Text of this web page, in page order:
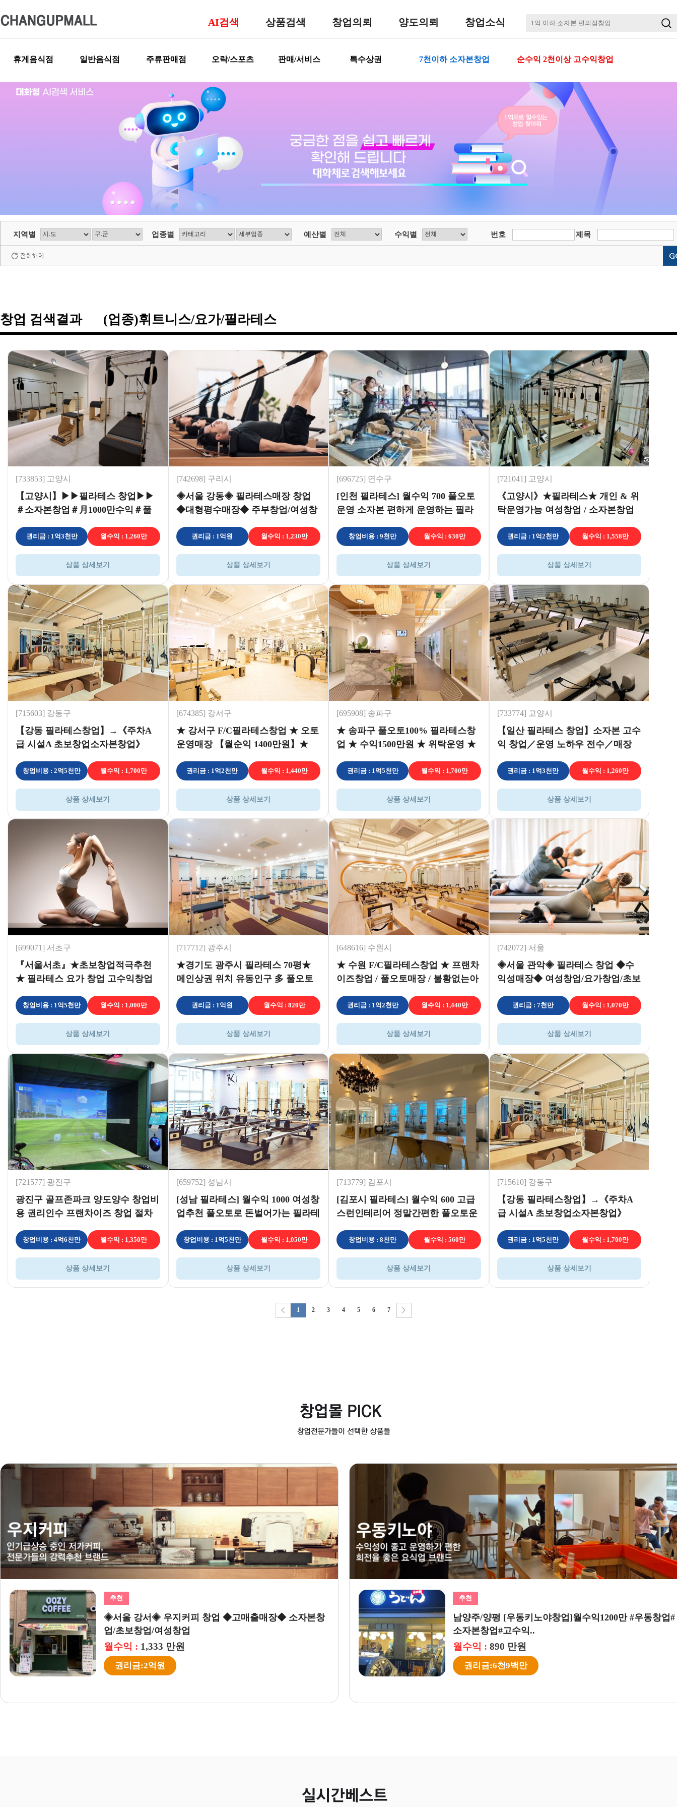
AI검색 상품검색 창업의뢰 양도의뢰 창업소식
휴게음식점 일반음식점 주류판매점 오락/스포츠 판매/서비스 특수상권 7천이하 소자본창업 순수익 2천이상 고수익창업
지역별 업종별 예산별 수익별 번호 제목
창업 검색결과 (업종)휘트니스/요가/필라테스
[733853] 고양시
【고양시】▶▶필라테스 창업▶▶
＃소자본창업＃月1000만수익＃풀
권리금 : 1억3천만 월수익 : 1,260만
상품 상세보기
[742698] 구리시
◈서울 강동◈ 필라테스매장 창업
◆대형평수매장◆ 주부창업/여성창
권리금 : 1억원 월수익 : 1,230만
상품 상세보기
[696725] 연수구
[인천 필라테스] 월수익 700 풀오토
운영 소자본 편하게 운영하는 필라
창업비용 : 9천만 월수익 : 630만
상품 상세보기
[721041] 고양시
《고양시》★필라테스★ 개인 & 위
탁운영가능 여성창업 / 소자본창업
권리금 : 1억2천만 월수익 : 1,558만
상품 상세보기
[715603] 강동구
【강동 필라테스창업】→《주차A
급 시설A 초보창업소자본창업》
창업비용 : 2억5천만 월수익 : 1,700만
상품 상세보기
[674385] 강서구
★ 강서구 F/C필라테스창업 ★ 오토
운영매장 【월순익 1400만원】★
권리금 : 1억2천만 월수익 : 1,440만
상품 상세보기
[695908] 송파구
★ 송파구 풀오토100% 필라테스창
업 ★ 수익1500만원 ★ 위탁운영 ★
권리금 : 1억5천만 월수익 : 1,700만
상품 상세보기
[733774] 고양시
【일산 필라테스 창업】소자본 고수
익 창업／운영 노하우 전수／매장
권리금 : 1억3천만 월수익 : 1,260만
상품 상세보기
[699071] 서초구
『서울서초』★초보창업적극추천
★ 필라테스 요가 창업 고수익창업
창업비용 : 1억5천만 월수익 : 1,000만
상품 상세보기
[717712] 광주시
★경기도 광주시 필라테스 70평★
메인상권 위치 유동인구 多 풀오토
권리금 : 1억원 월수익 : 820만
상품 상세보기
[648616] 수원시
★ 수원 F/C필라테스창업 ★ 프랜차
이즈창업 / 풀오토매장 / 불황없는아
권리금 : 1억2천만 월수익 : 1,440만
상품 상세보기
[742072] 서울
◈서울 관악◈ 필라테스 창업 ◆수
익성매장◆ 여성창업/요가창업/초보
권리금 : 7천만 월수익 : 1,070만
상품 상세보기
[721577] 광진구
광진구 골프존파크 양도양수 창업비
용 권리인수 프랜차이즈 창업 절차
창업비용 : 4억6천만 월수익 : 1,350만
상품 상세보기
[659752] 성남시
[성남 필라테스] 월수익 1000 여성창
업추천 풀오토로 돈벌어가는 필라테
창업비용 : 1억5천만 월수익 : 1,050만
상품 상세보기
[713779] 김포시
[김포시 필라테스] 월수익 600 고급
스런인테리어 정말간편한 풀오토운
창업비용 : 8천만 월수익 : 560만
상품 상세보기
[715610] 강동구
【강동 필라테스창업】→《주차A
급 시설A 초보창업소자본창업》
권리금 : 1억5천만 월수익 : 1,700만
상품 상세보기
1 2 3 4 5 6 7
추천
◈서울 중심◈ 우지커피 창업 ◆배달없는고수매장◆ 저
가커피매장창업/초보창업..
월수익 : 1,197 만원
권리금:1억9천만
매출 1
남양주/양평 [우동키노야창업]월수익1200만 #우동창업#
소자본창업#고수익..
월수익 : 890 만원
권리금:6천9백만
추천
【우동키노야】월 수익 약 1880만【강북구】초보창업
소자본창업 수익성창업
월수익 : 1,880 만원
권리금:1억원